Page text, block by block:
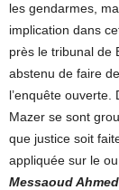
les gendarmes,
implication dans
près le tribunal de
abstenu de faire
l’enquête ouverte.
Mazer se sont
que justice soit
appliquée sur le
Messaoud Ahmed